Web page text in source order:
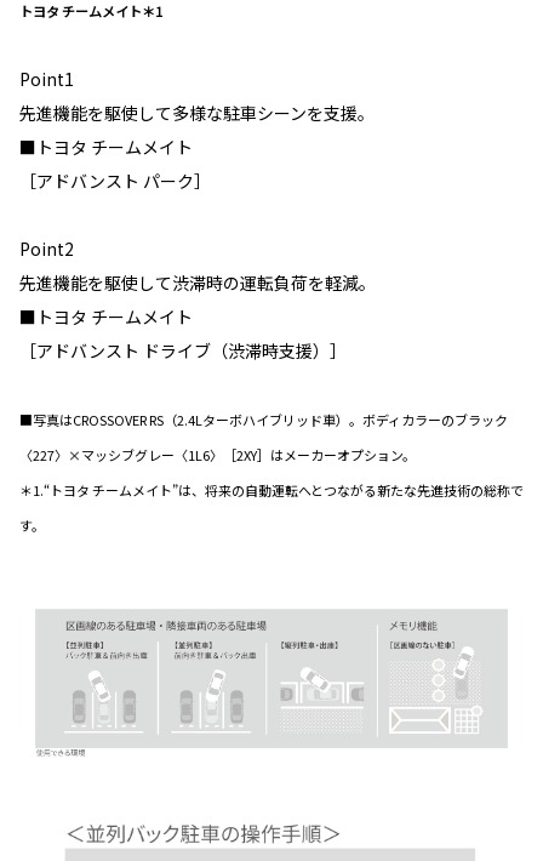
トヨタ チームメイト＊1
Point1
先進機能を駆使して多様な駐車シーンを支援。
■トヨタ チームメイト
［アドバンスト パーク］
Point2
先進機能を駆使して渋滞時の運転負荷を軽減。
■トヨタ チームメイト
［アドバンスト ドライブ（渋滞時支援）］
■写真はCROSSOVER RS（2.4Lターボハイブリッド車）。ボディカラーのブラック
〈227〉×マッシブグレー〈1L6〉［2XY］はメーカーオプション。
＊1.“トヨタ チームメイト”は、将来の自動運転へとつながる新たな先進技術の総称で
す。